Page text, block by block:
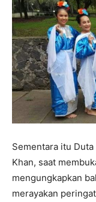
Sementara itu
Khan, saat
mengungkapkan
merayakan